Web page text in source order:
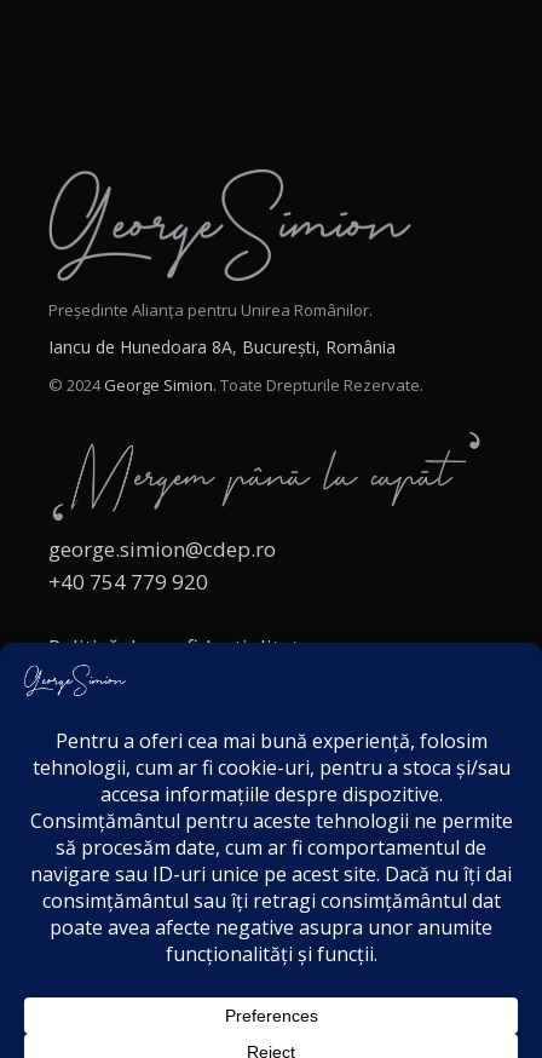
Președinte Alianța pentru Unirea Românilor.
Iancu de Hunedoara 8A, București, România
© 2024George Simion. Toate Drepturile Rezervate.
george.simion@cdep.ro
+40 754 779 920
Politică de confidențialitate
Politica cookies
Acordul de markting
Disclaimer